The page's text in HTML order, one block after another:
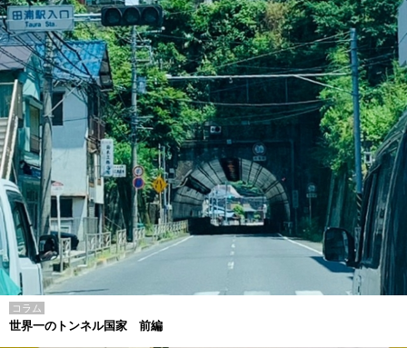
コラム
世界一のトンネル国家 前編